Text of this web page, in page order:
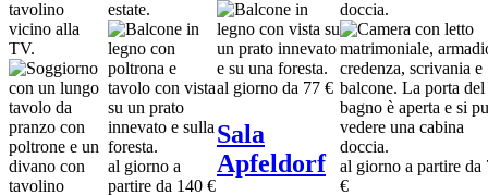
al giorno a
partire da 140 €
al giorno da 77 €
Sala
Apfeldorf
al giorno a partire da
€